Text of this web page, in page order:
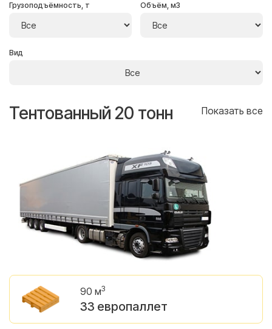
Грузоподъёмность, т Объём, м3
Вид
Тентованный 20 тонн Показать все
90 м3
33 европаллет